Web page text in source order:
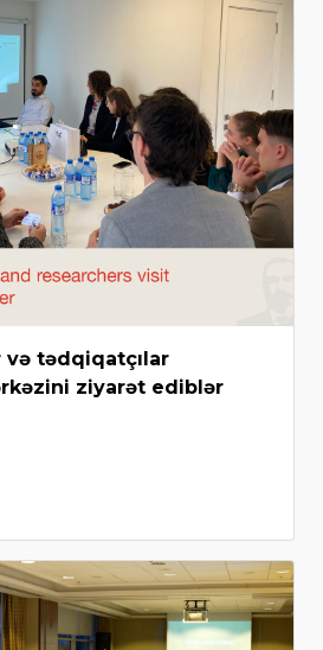
və tədqiqatçılar
ziyarət ediblər